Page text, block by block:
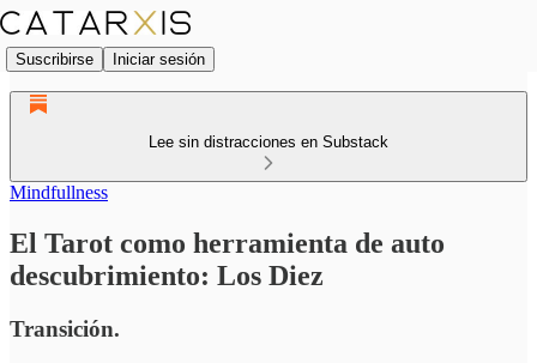
Suscribirse Iniciar sesión
Lee sin distracciones en Substack
Mindfullness
El Tarot como herramienta de auto
descubrimiento: Los Diez
Transición.